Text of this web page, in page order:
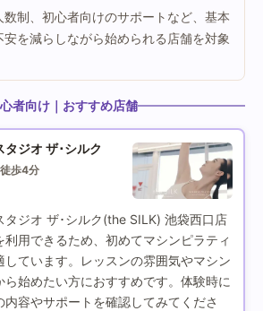
制、初心者向けのサポートなど、基本
を減らしながら始められる店舗を対象
者向け｜おすすめ店舗
ジオ ザ･シルク
歩4分
タジオ ザ･シルク(the SILK) 池袋西口店
利用できるため、初めてマシンピラティ
しています。レッスンの雰囲気やマシン
ら始めたい方におすすめです。体験時に
内容やサポートを確認してみてくださ